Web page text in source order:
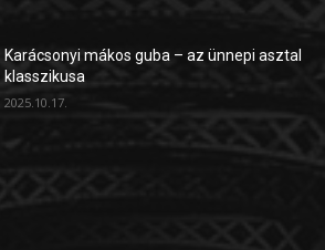
Karácsonyi mákos guba – az ünnepi asztal
klasszikusa
2025.10.17.